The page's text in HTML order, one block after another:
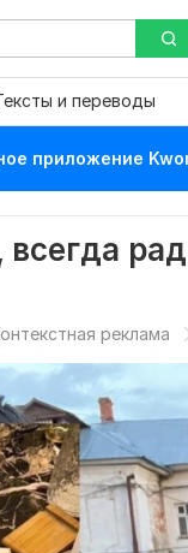
и переводы
приложение
всегда
реклама